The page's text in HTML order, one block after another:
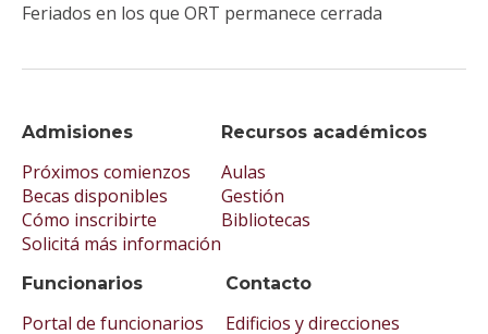
Admisiones
Próximos comienzos
Becas disponibles
Cómo inscribirte
Solicitá más información
Recursos académicos
Aulas
Gestión
Bibliotecas
Funcionarios
Portal de funcionarios
Contacto
Edificios y direcciones
Feriados en los que ORT permanece cerrada